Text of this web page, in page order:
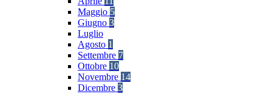
Maggio 5
Giugno 3
Luglio
Agosto 1
Settembre 7
Ottobre 10
Novembre 14
Dicembre 3